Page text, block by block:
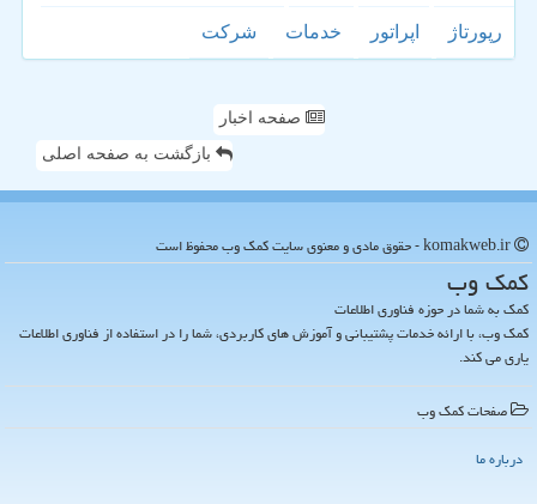
رپورتاژ اپراتور خدمات شركت
صفحه اخبار
بازگشت به صفحه اصلی
كمك وب
کمک به شما در حوزه فناوری اطلاعات
کمک وب، با ارائه خدمات پشتیبانی و آموزش های کاربردی، شما را در استفاده از فناوری اطلاعات
یاری می کند.
صفحات كمك وب
درباره ما